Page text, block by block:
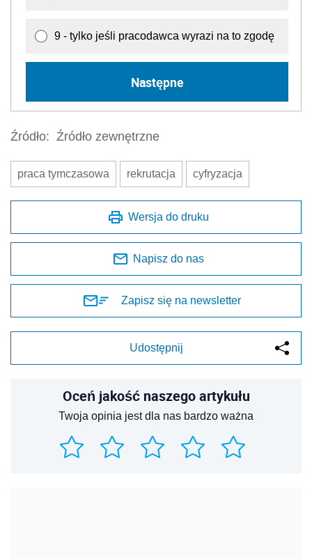
9 - tylko jeśli pracodawca wyrazi na to zgodę
Następne
Źródło: Źródło zewnętrzne
praca tymczasowa rekrutacja cyfryzacja
Wersja do druku
Napisz do nas
Zapisz się na newsletter
Udostępnij
Oceń jakość naszego artykułu
Twoja opinia jest dla nas bardzo ważna